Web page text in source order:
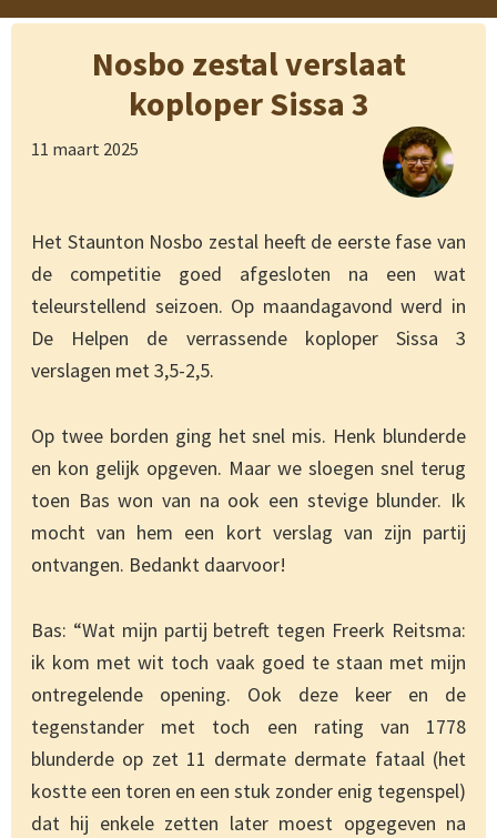
Nosbo zestal verslaat
koploper Sissa 3
11 maart 2025
Het Staunton Nosbo zestal heeft de eerste fase van
de competitie goed afgesloten na een wat
teleurstellend seizoen. Op maandagavond werd in
De Helpen de verrassende koploper Sissa 3
verslagen met 3,5-2,5.
Op twee borden ging het snel mis. Henk blunderde
en kon gelijk opgeven. Maar we sloegen snel terug
toen Bas won van na ook een stevige blunder. Ik
mocht van hem een kort verslag van zijn partij
ontvangen. Bedankt daarvoor!
Bas: “Wat mijn partij betreft tegen Freerk Reitsma:
ik kom met wit toch vaak goed te staan met mijn
ontregelende opening. Ook deze keer en de
tegenstander met toch een rating van 1778
blunderde op zet 11 dermate dermate fataal (het
kostte een toren en een stuk zonder enig tegenspel)
dat hij enkele zetten later moest opgegeven na